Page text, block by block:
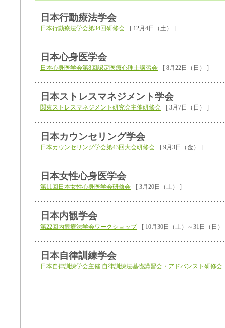
日本行動療法学会
日本行動療法学会第34回研修会 [ 12月4日（土） ]
日本心身医学会
日本心身医学会第8回認定医療心理士講習会 [ 8月22日（日） ]
日本ストレスマネジメント学会
関東ストレスマネジメント研究会主催研修会 [ 3月7日（日） ]
日本カウンセリング学会
日本カウンセリング学会第43回大会研修会 [ 9月3日（金） ]
日本女性心身医学会
第11回日本女性心身医学会研修会 [ 3月20日（土） ]
日本内観学会
第22回内観療法学会ワークショップ [ 10月30日（土）～31日（日）
日本自律訓練学会
日本自律訓練学会主催 自律訓練法基礎講習会・アドバンスト研修会